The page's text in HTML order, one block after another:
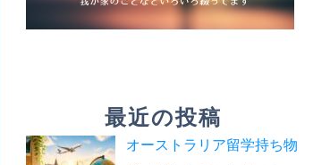
最近の投稿
オーストラリア留学持ち物